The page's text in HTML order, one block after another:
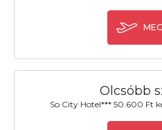
Olcsóbb
So City Hotel*** 50.600 Ft